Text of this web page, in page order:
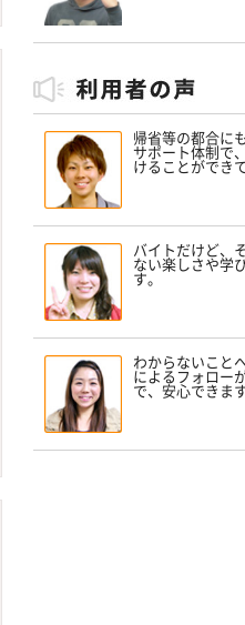
帰省等の都合に
サポート体制で
けることができ
バイトだけど、
ない楽しさや学
す。
わからないこと
によるフォロー
で、安心できます